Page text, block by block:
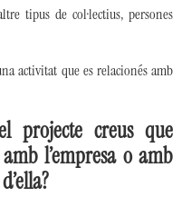
tipus de col·lectius, persones
activitat que es relacionés amb
projecte creus que
l’empresa o amb